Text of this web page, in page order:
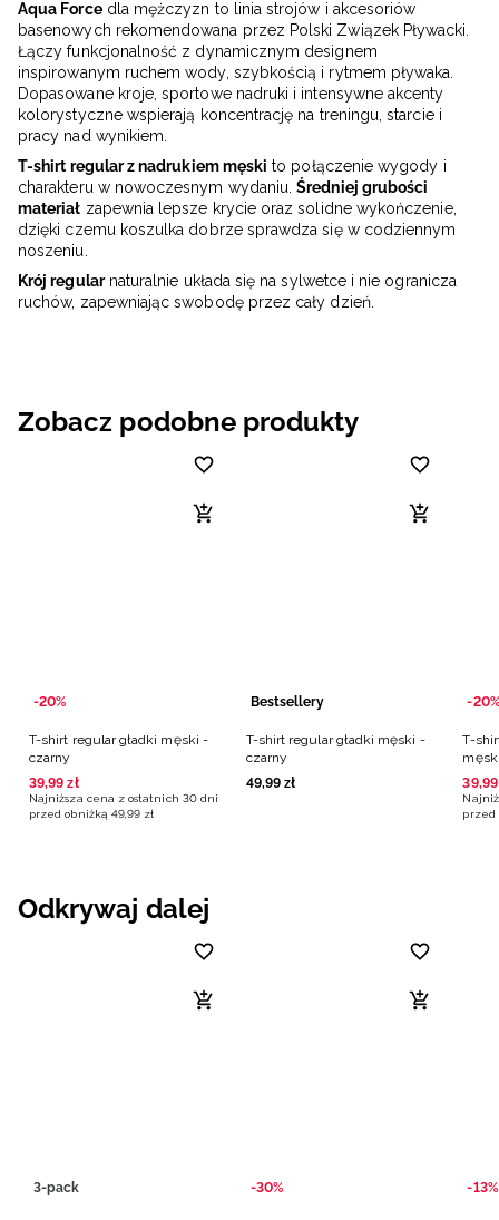
Aqua Forcedla mężczyzn to linia strojów i akcesoriów
basenowych rekomendowana przez Polski Związek Pływacki.
Łączy funkcjonalność z dynamicznym designem
inspirowanym ruchem wody, szybkością i rytmem pływaka.
Dopasowane kroje, sportowe nadruki i intensywne akcenty
kolorystyczne wspierają koncentrację na treningu, starcie i
pracy nad wynikiem.
T-shirt regular z nadrukiem męski to połączenie wygody i
charakteru w nowoczesnym wydaniu.Średniej grubości
materiał zapewnia lepsze krycie oraz solidne wykończenie,
dzięki czemu koszulka dobrze sprawdza się w codziennym
noszeniu.
Krój regularnaturalnie układa się na sylwetce i nie ogranicza
ruchów, zapewniając swobodę przez cały dzień.
Zobacz podobne produkty
-20%
T-shirt regular gładki męski -
czarny
39,99 zł
Najniższa cena z ostatnich 30 dni
przed obniżką 49,99 zł
Bestsellery
T-shirt regular gładki męski -
czarny
49,99 zł
-20%
T-
39,99
przed
Odkrywaj dalej
3-pack -30% -13%